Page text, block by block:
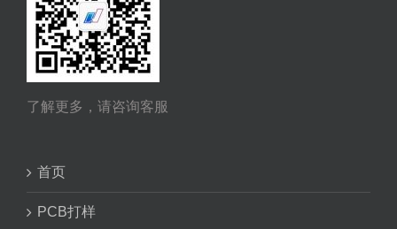
了解更多，请咨询客服
首页
PCB打样